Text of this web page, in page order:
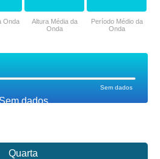
dados
Sem dados
Onda
Altura Média da
Onda
Período Médio da
Onda
Quarta